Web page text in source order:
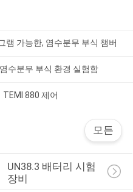
램 가능한, 염수분무 부식 챔버
수분무 부식 환경 실험함
TEMI 880 제어
모든
UN38.3 배터리 시험
장비